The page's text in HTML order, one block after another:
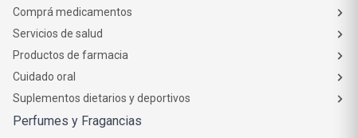
Comprá medicamentos
Servicios de salud
Productos de farmacia
Cuidado oral
Suplementos dietarios y deportivos
Perfumes y Fragancias